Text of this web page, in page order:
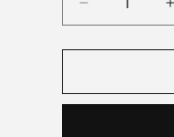
số
lượng
Phân